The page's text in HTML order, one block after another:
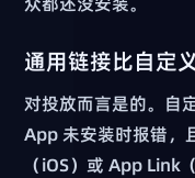
通用链接比自定
对投放而言是的。自
App 未安装时报错，
（iOS）或 App Link